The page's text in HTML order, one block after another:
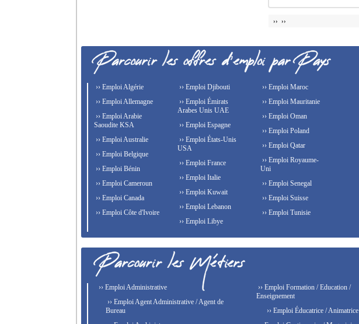
›› ››
›› Emploi Algérie
›› Emploi Allemagne
›› Emploi Arabie
Saoudite KSA
›› Emploi Australie
›› Emploi Belgique
›› Emploi Bénin
›› Emploi Cameroun
›› Emploi Canada
›› Emploi Côte d'Ivoire
›› Emploi Djibouti
›› Emploi Émirats
Arabes Unis UAE
›› Emploi Espagne
›› Emploi États-Unis
USA
›› Emploi France
›› Emploi Italie
›› Emploi Kuwait
›› Emploi Lebanon
›› Emploi Libye
›› Emploi Maroc
›› Emploi Mauritanie
›› Emploi Oman
›› Emploi Poland
›› Emploi Qatar
›› Emploi Royaume-
Uni
›› Emploi Senegal
›› Emploi Suisse
›› Emploi Tunisie
›› Emploi Administrative
›› Emploi Agent Administrative / Agent de
Bureau
›› Emploi Formation / Education /
Enseignement
›› Emploi Éducatrice / Animatrice